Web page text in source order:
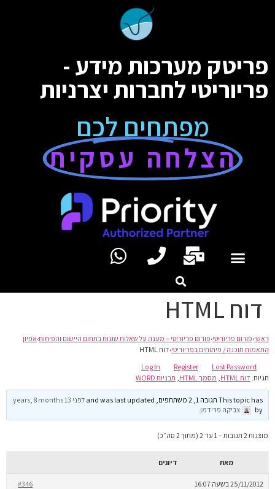
פריטק מערכות מידע -
פריוריטי לחברות יצרניות
מפתחים לכם
הצלחה עסקית
דוח HTML
ראשי›פורום פריוריטי›פורום פריוריטי – מענה על שאלות שונות בתחום היישום והפיתוח›אפיון
התאמות תוכנה / פיתוחים בפריוריטי›דוח HTML
Log In
Register
Lost Password
תגיות: דוח HTML מסמך HTML תבניות WORD
This topic has תגובה 1, 2 משתתפים, and was last updated
לפני 13 years, 8 months
by
צביקה פרידמן
מוצגות 2 תגובות – 1 עד 2 (מתוך 2 סה״כ)
מאת דיונים
25/11/2012 בשעה 16:07 #346